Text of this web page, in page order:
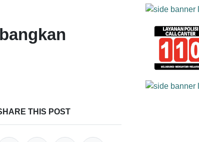
THIS POST